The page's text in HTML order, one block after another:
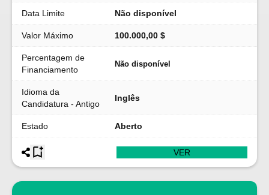
Data Limite Não disponível
Valor Máximo 100.000,00 $
Percentagem de
Financiamento
Não disponível
Idioma da
Candidatura - Antigo
Inglês
Estado Aberto
VER